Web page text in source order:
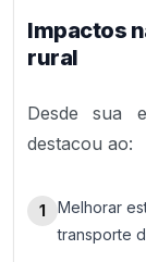
Impactos
rural
Desde sua
destacou ao:
1
Melhorar
transporte